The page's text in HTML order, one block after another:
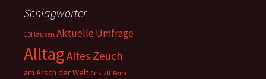
Schlagwörter
10Hausen Aktuelle Umfrage
AlltagAltes Zeuch
am Arsch der Welt Anstalt Bonn